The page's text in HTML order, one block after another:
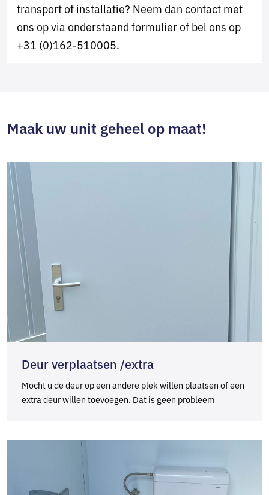
transport of installatie? Neem dan contact met
ons op via onderstaand formulier of bel ons op
+31 (0)162-510005.
Maak uw unit geheel op maat!
Deur verplaatsen /extra
Mocht u de deur op een andere plek willen plaatsen of een
extra deur willen toevoegen. Dat is geen probleem